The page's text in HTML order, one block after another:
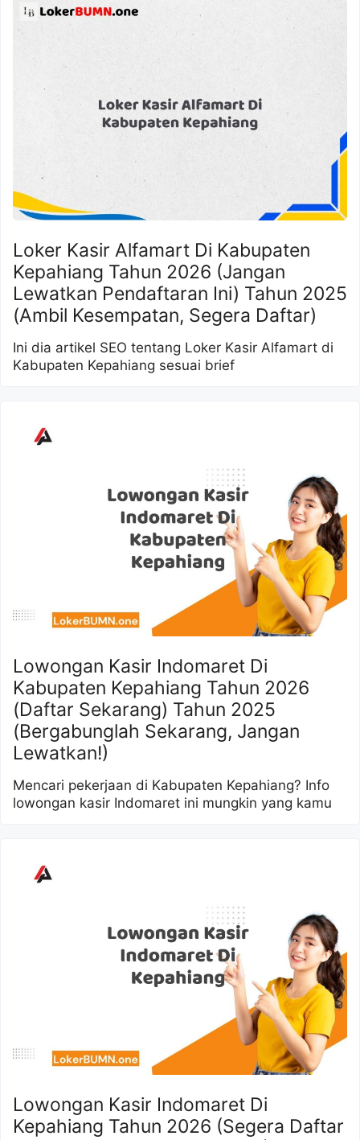
Loker Kasir Alfamart Di Kabupaten
Kepahiang Tahun 2026 (Jangan
Lewatkan Pendaftaran Ini) Tahun 2025
(Ambil Kesempatan, Segera Daftar)
Ini dia artikel SEO tentang Loker Kasir Alfamart di
Kabupaten Kepahiang sesuai brief
Lowongan Kasir Indomaret Di
Kabupaten Kepahiang Tahun 2026
(Daftar Sekarang) Tahun 2025
(Bergabunglah Sekarang, Jangan
Lewatkan!)
Mencari pekerjaan di Kabupaten Kepahiang? Info
lowongan kasir Indomaret ini mungkin yang kamu
Lowongan Kasir Indomaret Di
Kepahiang Tahun 2026 (Segera Daftar